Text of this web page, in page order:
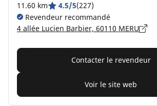
11.60 km 4.5/5(227)
Revendeur recommandé
4 allée Lucien Barbier, 60110 MERU
Contacter le revendeur
Voir le site web